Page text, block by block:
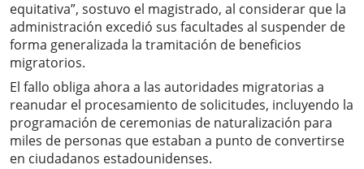
equitativa”, sostuvo el magistrado, al considerar que la
administración excedió sus facultades al suspender de
forma generalizada la tramitación de beneficios
migratorios.
El fallo obliga ahora a las autoridades migratorias a
reanudar el procesamiento de solicitudes, incluyendo la
programación de ceremonias de naturalización para
miles de personas que estaban a punto de convertirse
en ciudadanos estadounidenses.